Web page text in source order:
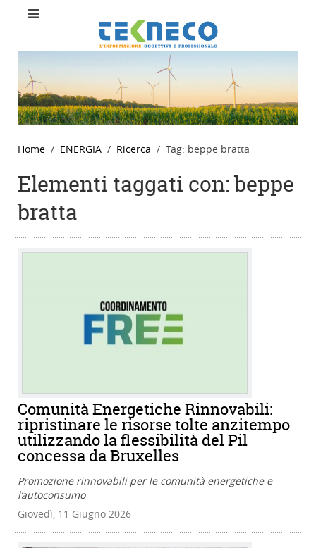
Home ENERGIA Ricerca Tag: beppe bratta
Elementi taggati con: beppe
bratta
Comunità Energetiche Rinnovabili:
ripristinare le risorse tolte anzitempo
utilizzando la flessibilità del Pil
concessa da Bruxelles
Promozione rinnovabili per le comunità energetiche e
l’autoconsumo
Giovedì, 11 Giugno 2026